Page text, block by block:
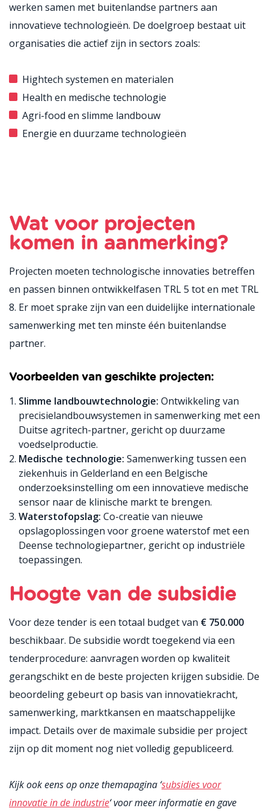
werken samen met buitenlandse partners aan
innovatieve technologieën. De doelgroep bestaat uit
organisaties die actief zijn in sectors zoals:
Hightech systemen en materialen
Health en medische technologie
Agri-food en slimme landbouw
Energie en duurzame technologieën
Wat voor projecten
komen in aanmerking?
Projecten moeten technologische innovaties betreffen
en passen binnen ontwikkelfasen TRL 5 tot en met TRL
8. Er moet sprake zijn van een duidelijke internationale
samenwerking met ten minste één buitenlandse
partner.
Voorbeelden van geschikte projecten:
Slimme landbouwtechnologie: Ontwikkeling van
precisielandbouwsystemen in samenwerking met een
Duitse agritech-partner, gericht op duurzame
voedselproductie.
Medische technologie: Samenwerking tussen een
ziekenhuis in Gelderland en een Belgische
onderzoeksinstelling om een innovatieve medische
sensor naar de klinische markt te brengen.
Waterstofopslag: Co-creatie van nieuwe
opslagoplossingen voor groene waterstof met een
Deense technologiepartner, gericht op industriële
toepassingen.
Hoogte van de subsidie
Voor deze tender is een totaal budget van € 750.000
beschikbaar. De subsidie wordt toegekend via een
tenderprocedure: aanvragen worden op kwaliteit
gerangschikt en de beste projecten krijgen subsidie. De
beoordeling gebeurt op basis van innovatiekracht,
samenwerking, marktkansen en maatschappelijke
impact. Details over de maximale subsidie per project
zijn op dit moment nog niet volledig gepubliceerd.
Kijk ook eens op onze themapagina ‘subsidies voor
innovatie in de industrie‘ voor meer informatie en gave